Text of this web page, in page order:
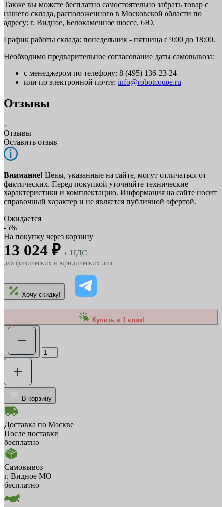
Также вы можете бесплатно самостоятельно забрать товар с
нашего склада, расположенного в Московской области по
адресу: г. Видное, Белокаменное шоссе, 6Ю.
График работы склада: понедельник - пятница с 9:00 до 18:00.
Необходимо предварительное согласование даты самовывоза:
с менеджером по телефону: 8 (495) 136-23-24
или по электронной почте: info@robotcoupe.ru
Отзывы
Отзывы
Оставить отзыв
Внимание! Цены, указанные на сайте, могут отличаться от
фактических. Перед покупкой уточняйте технические
характеристики и комплектацию. Информация на сайте носит
справочный характер и не является публичной офертой.
Ожидается
-5%
На покупку через корзину
13 024 ₽ c НДС
для физических и юридических лиц
Хочу скидку!
Купить в 1 клик!
В корзину
Доставка по Москве
После поставки
бесплатно
Самовывоз
г. Видное МО
бесплатно